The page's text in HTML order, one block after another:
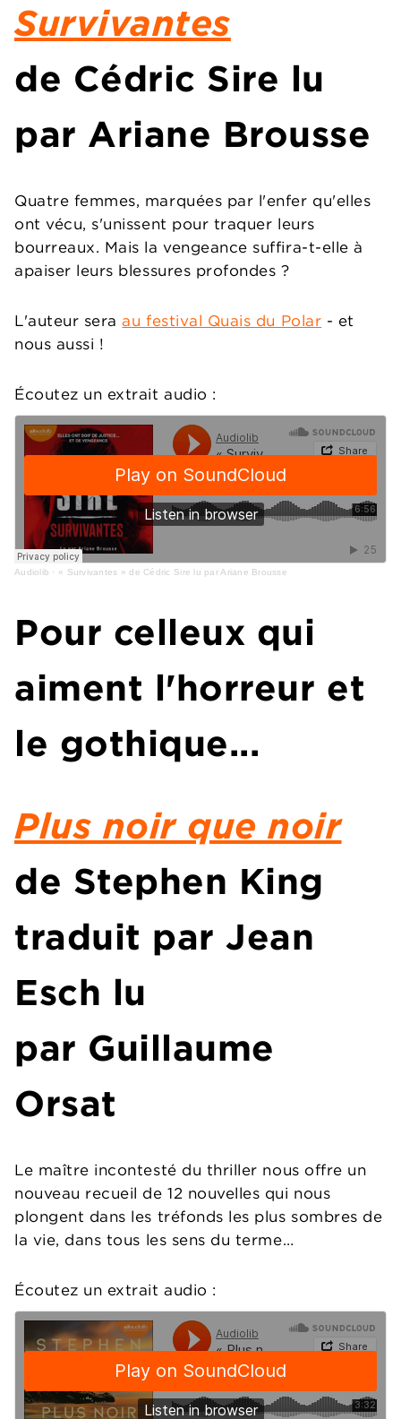
Survivantes
de Cédric Sire lu
par Ariane Brousse
Quatre femmes, marquées par l'enfer qu'elles
ont vécu, s'unissent pour traquer leurs
bourreaux. Mais la vengeance suffira-t-elle à
apaiser leurs blessures profondes ?
L'auteur seraau festival Quais du Polar - et
nous aussi !
Écoutez un extrait audio :
Audiolib · « Survivantes » de Cédric Sire lu par Ariane Brousse
Pour celleux qui
aiment l'horreur et
le gothique...
Plus noir que noir
de Stephen King
traduit par Jean
Esch lu
par Guillaume
Orsat
Le maître incontesté du thriller nous offre un
nouveau recueil de 12 nouvelles qui nous
plongent dans les tréfonds les plus sombres de
la vie, dans tous les sens du terme…
Écoutez un extrait audio :